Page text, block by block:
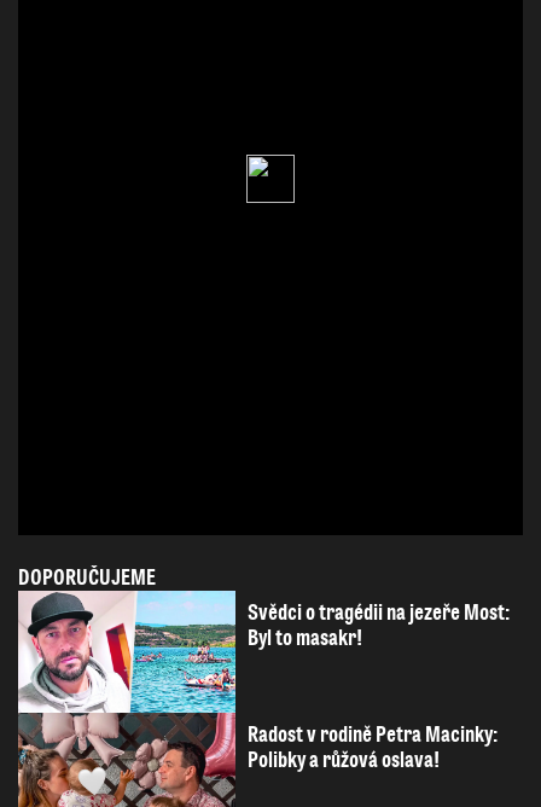
DOPORUČUJEME
Svědci o tragédii na jezeře Most:
Byl to masakr!
Radost v rodině Petra Macinky:
Polibky a růžová oslava!